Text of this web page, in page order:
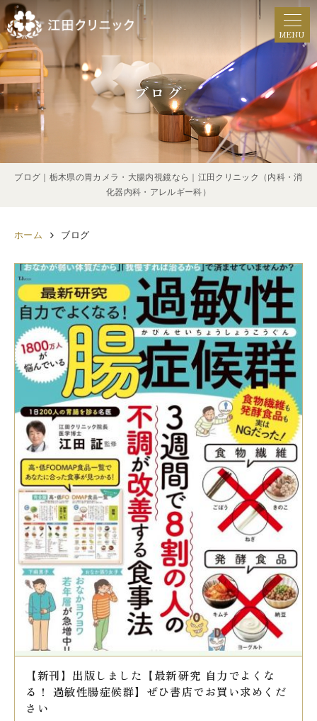
MENU
ブログ
ブログ｜栃木県の胃カメラ・大腸内視鏡なら｜江田クリニック（内科・消
化器内科・アレルギー科）
ホーム ブログ
【新刊】出版しました【最新研究 自力でよくな
る！ 過敏性腸症候群】ぜひ書店でお買い求めくだ
さい